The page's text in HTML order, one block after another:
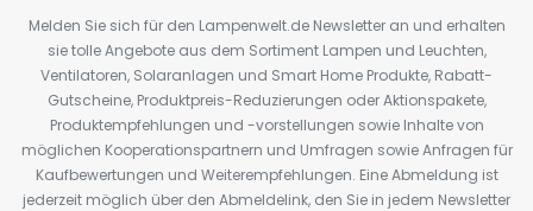
Melden Sie sich für den Lampenwelt.de Newsletter an und erhalten
sie tolle Angebote aus dem Sortiment Lampen und Leuchten,
Ventilatoren, Solaranlagen und Smart Home Produkte, Rabatt-
Gutscheine, Produktpreis-Reduzierungen oder Aktionspakete,
Produktempfehlungen und -vorstellungen sowie Inhalte von
möglichen Kooperationspartnern und Umfragen sowie Anfragen für
Kaufbewertungen und Weiterempfehlungen. Eine Abmeldung ist
jederzeit möglich über den Abmeldelink, den Sie in jedem Newsletter